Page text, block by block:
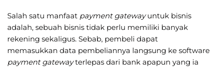
Salah satu manfaat payment gatewayuntuk bisnis
adalah, sebuah bisnis tidak perlu memiliki banyak
rekening sekaligus. Sebab, pembeli dapat
memasukkan data pembeliannya langsung ke software
payment gatewayterlepas dari bank apapun yang ia